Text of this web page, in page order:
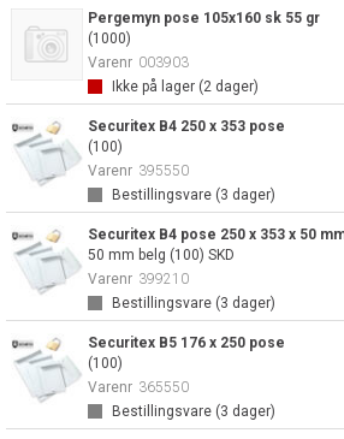
Pergemyn pose 105x160 sk 55 gr
(1000)
Varenr 003903
Ikke på lager (2 dager)
Securitex B4 250 x 353 pose
(100)
Varenr 395550
Bestillingsvare (3 dager)
Securitex B4 pose 250 x 353 x 50
50 mm belg (100) SKD
Varenr 399210
Bestillingsvare (3 dager)
Securitex B5 176 x 250 pose
(100)
Varenr 365550
Bestillingsvare (3 dager)